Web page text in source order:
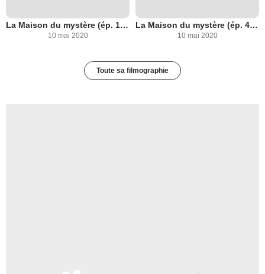
La Maison du mystère (ép. 1, 2, 3)
10 mai 2020
La Maison du mystère (ép. 4, 5, 6 et 7)
10 mai 2020
Toute sa filmographie